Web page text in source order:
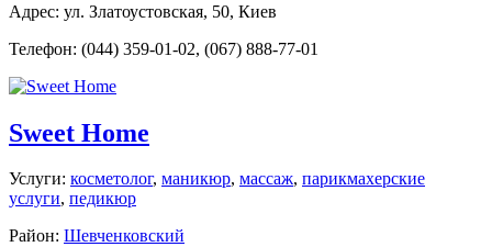
Адрес: ул. Златоустовская, 50, Киев
Телефон: (044) 359-01-02, (067) 888-77-01
Sweet Home
Услуги: косметолог, маникюр, массаж, парикмахерские
услуги, педикюр
Район: Шевченковский